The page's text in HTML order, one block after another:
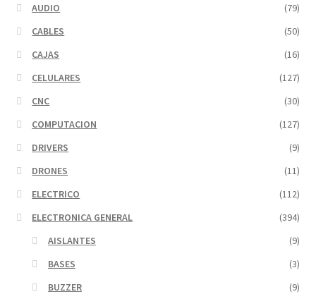
AUDIO
(79)
CABLES
(50)
CAJAS
(16)
CELULARES
(127)
CNC
(30)
COMPUTACION
(127)
DRIVERS
(9)
DRONES
(11)
ELECTRICO
(112)
ELECTRONICA GENERAL
(394)
AISLANTES
(9)
BASES
(3)
BUZZER
(9)